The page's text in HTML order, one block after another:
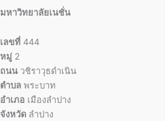
มหาวิทยาลัยเนชั่น
เลขที่ 444
หมู่ 2
ถนน วชิราวุธดำเนิน
ตำบล พระบาท
อำเภอ เมืองลำปาง
จังหวัด ลำปาง